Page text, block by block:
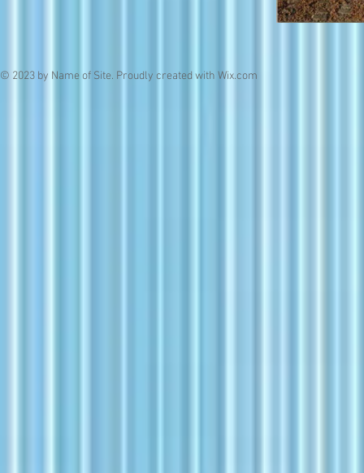
© 2023 by Name of Site. Proudly created with Wix.com